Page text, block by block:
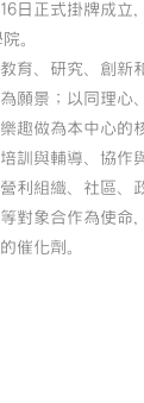
日正式掛牌成立
。
育、研究、創新
願景；以同理心
趣做為本中心的
訓與輔導、協作
利組織、社區、
對象合作為使命
催化劑。